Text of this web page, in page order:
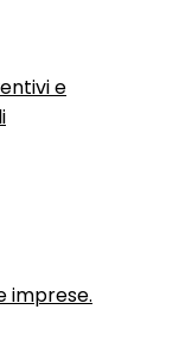
e
imprese.